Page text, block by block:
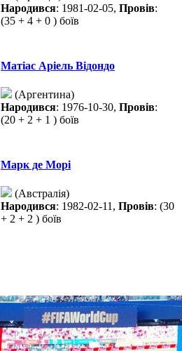
Народився: 1981-02-05, Провів:
(35 + 4 + 0 ) боїв
Матіас Аріель Відондо
(Аргентина)
Народився: 1976-10-30, Провів:
(20 + 2 + 1 ) боїв
Марк де Морі
(Австралія)
Народився: 1982-02-11, Провів: (30
+ 2 + 2 ) боїв